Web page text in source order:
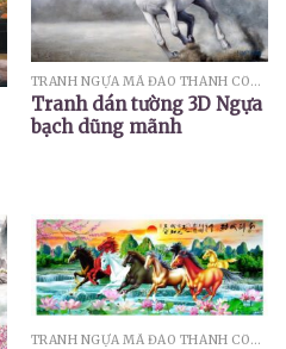
TRANH NGỰA MÃ ĐÁO THÀNH CÔNG
Tranh dán tường 3D Ngựa
bạch dũng mãnh
TRANH NGỰA MÃ ĐÁO THÀNH CÔNG